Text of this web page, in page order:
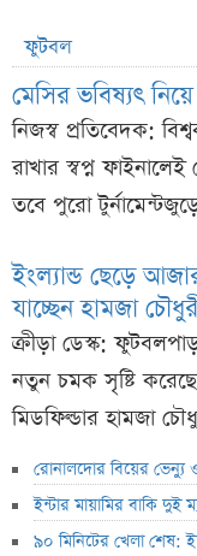
ফুটবল
মেসির ভবিষ্যৎ নিয়ে
নিজস্ব প্রতিবেদক:
রাখার স্বপ্ন ফাইনালেই
তবে পুরো
ইংল্যান্ড ছেড়ে
যাচ্ছেন হামজা
ক্রীড়া ডেস্ক:
নতুন চমক সৃষ্টি
মিডফিল্ডার হামজা
রোনালদোর বিয়ের ভেন্যু
ইন্টার মায়ামির বাকি দুই
৯০ মিনিটের খেলা শেষ: